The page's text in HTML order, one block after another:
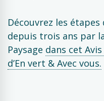
Découvrez les
depuis trois ans par
Paysage dans cet
d’En vert & Avec vous.